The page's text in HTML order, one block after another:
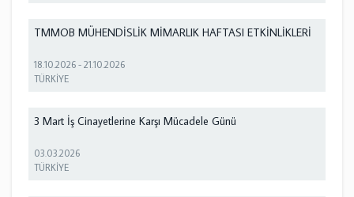
TMMOB MÜHENDİSLİK MİMARLIK HAFTASI ETKİNLİKLERİ
18.10.2026 -21.10.2026
TÜRKİYE
3 Mart İş Cinayetlerine Karşı Mücadele Günü
03.03.2026
TÜRKİYE